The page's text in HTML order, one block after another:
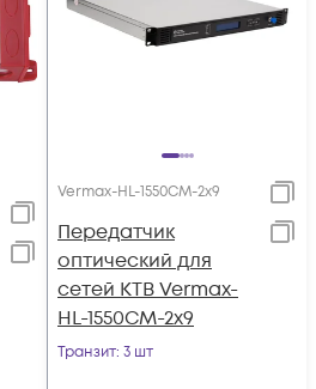
Vermax-HL-1550CM-2x9
Передатчик
оптический для
сетей КТВ Vermax-
HL-1550CM-2x9
Транзит: 3 шт